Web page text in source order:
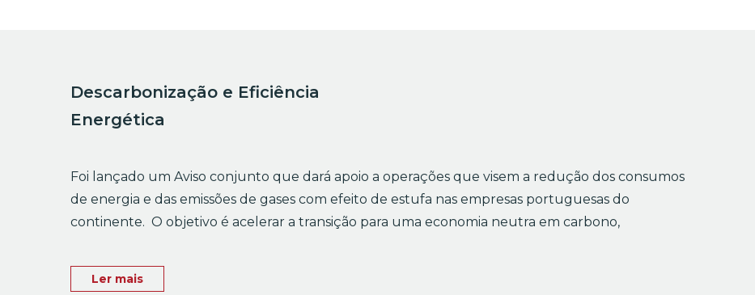
Descarbonização e Eficiência
Energética
Foi lançado um Aviso conjunto que dará apoio a operações que visem a redução dos consumos
de energia e das emissões de gases com efeito de estufa nas empresas portuguesas do
continente. O objetivo é acelerar a transição para uma economia neutra em carbono,
Ler mais